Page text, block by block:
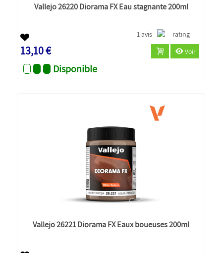
Vallejo 26220 Diorama FX Eau stagnante 200ml
1 avis
13,10 € Voir
Disponible
Vallejo 26221 Diorama FX Eaux boueuses 200ml